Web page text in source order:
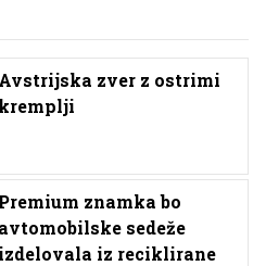
Avstrijska zver z ostrimi
kremplji
Premium znamka bo
avtomobilske sedeže
izdelovala iz reciklirane